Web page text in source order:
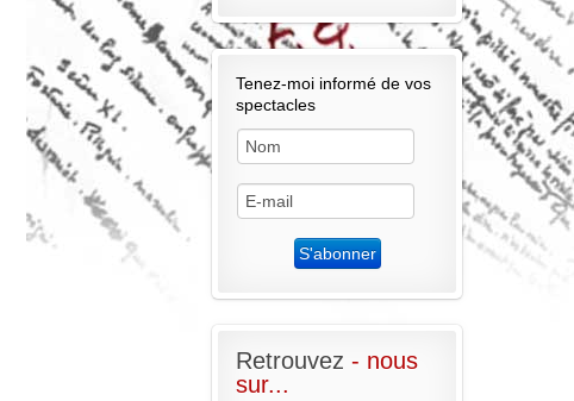
Tenez-moi informé de vos
spectacles
Retrouvez - nous
sur...